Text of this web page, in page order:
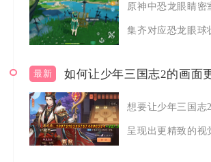
原神中恐龙眼睛密
集齐对应恐龙眼球
最新 如何让少年三国志2的画面
想要让少年三国志
呈现出更精致的视